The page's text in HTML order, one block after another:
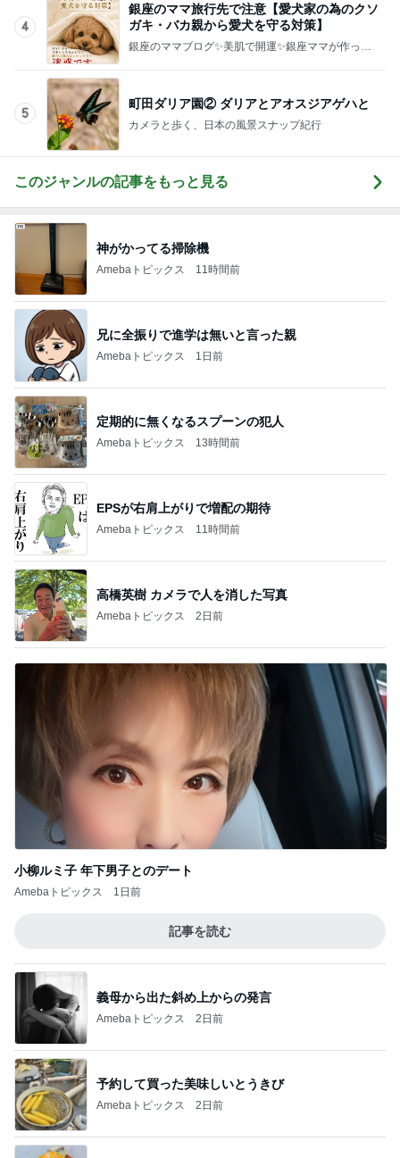
4
銀座のママ旅行先で注意【愛犬家の為のクソ
ガキ・バカ親から愛犬を守る対策】
銀座のママブログ✨美肌で開運✨銀座ママが作った
5
町田ダリア園② ダリアとアオスジアゲハと
カメラと歩く、日本の風景スナップ紀行
このジャンルの記事をもっと見る
神がかってる掃除機
Amebaトピックス 11時間前
兄に全振りで進学は無いと言った親
Amebaトピックス 1日前
定期的に無くなるスプーンの犯人
Amebaトピックス 13時間前
EPSが右肩上がりで増配の期待
Amebaトピックス 11時間前
高橋英樹 カメラで人を消した写真
Amebaトピックス 2日前
小柳ルミ子 年下男子とのデート
Amebaトピックス 1日前
記事を読む
義母から出た斜め上からの発言
Amebaトピックス 2日前
予約して買った美味しいとうきび
Amebaトピックス 2日前